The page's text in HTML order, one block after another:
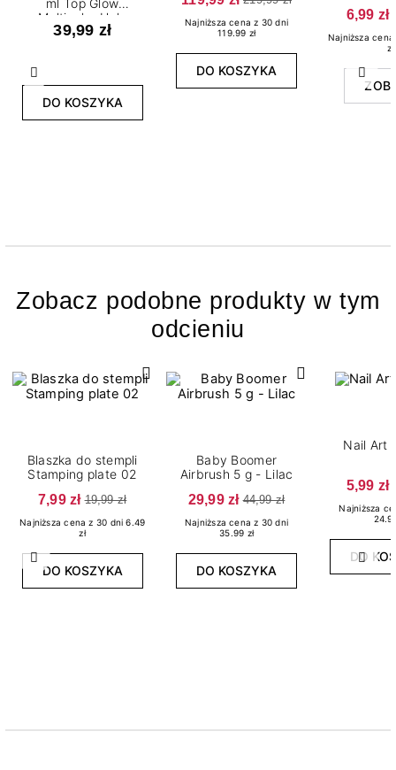
Poprzedni
ml Top Glow
Multicolor Holo
39,99 zł
DO KOSZYKA
Najniższa cena z 30 dni
119.99 zł
DO KOSZYKA
6,99 zł
Najniższa
zł
Zobacz podobne produkty w tym
odcieniu
Poprzedni
Blaszka do stempli
Stamping plate 02
7,99 zł 19,99 zł
Najniższa cena z 30 dni 6.49
zł
DO KOSZYKA
Baby Boomer
Airbrush 5 g - Lilac
29,99 zł 44,99 zł
Najniższa cena z 30 dni
35.99 zł
DO KOSZYKA
Nail Art
5,99 zł
Najniższa
DO